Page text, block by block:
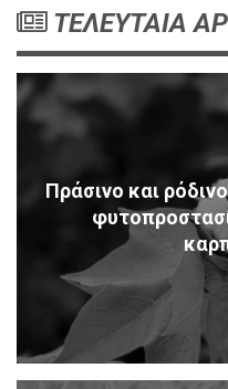
ΤΕΛΕΥΤΑΙΑ
Πράσινο και